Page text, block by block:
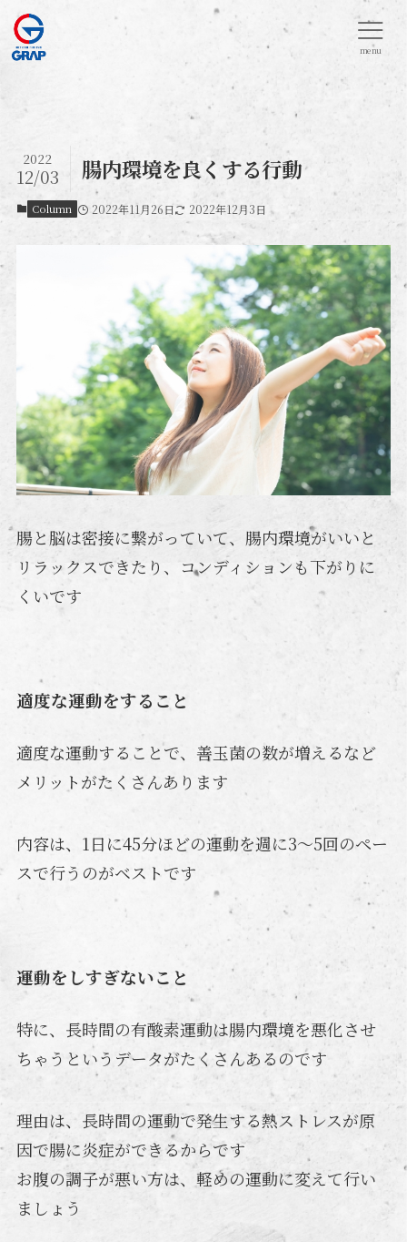
menu
腸内環境を良くする行動
2022
12/03
Column 2022年11月26日 2022年12月3日
腸と脳は密接に繋がっていて、腸内環境がいいと
リラックスできたり、コンディションも下がりに
くいです
適度な運動をすること
適度な運動することで、善玉菌の数が増えるなど
メリットがたくさんあります
内容は、1日に45分ほどの運動を週に3〜5回のペー
スで行うのがベストです
運動をしすぎないこと
特に、長時間の有酸素運動は腸内環境を悪化させ
ちゃうというデータがたくさんあるのです
理由は、長時間の運動で発生する熱ストレスが原
因で腸に炎症ができるからです
お腹の調子が悪い方は、軽めの運動に変えて行い
ましょう